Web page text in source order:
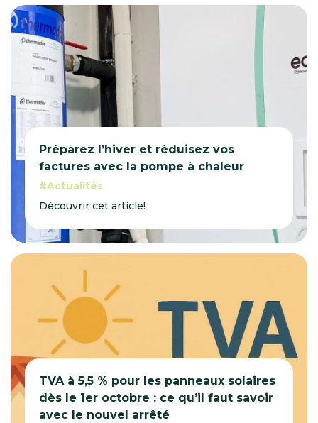
Préparez l’hiver et réduisez vos
factures avec la pompe à chaleur
Actualités
Découvrir cet article!
TVA à 5,5 % pour les panneaux solaires
dès le 1er octobre : ce qu’il faut savoir
avec le nouvel arrêté